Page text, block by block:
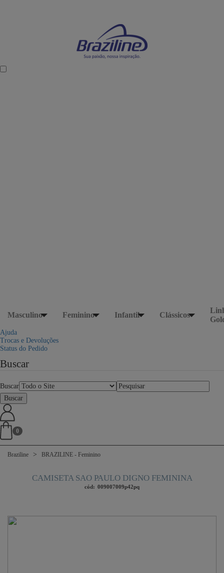
Masculino Feminino Infantil Clássicos
Ajuda
Trocas e Devoluções
Status do Pedido
Buscar
Buscar
0
Braziline BRAZILINE - Feminino
CAMISETA SAO PAULO DIGNO FEMININA
cód: 009007009p42pq